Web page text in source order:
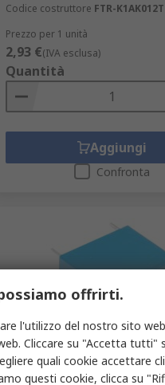
Codice costruttore FTR-K1AK012T
Prezzo per 1 unità
2,93 €(IVA esclusa)
Quantità
Aggiungi
Confronta
In magazzino
Relè di potenza TE
offrirti.
l'utilizzo del nostro sito
Cliccare su "Accetta tutti"
quali cookie accettare
questi cookie, clicca su